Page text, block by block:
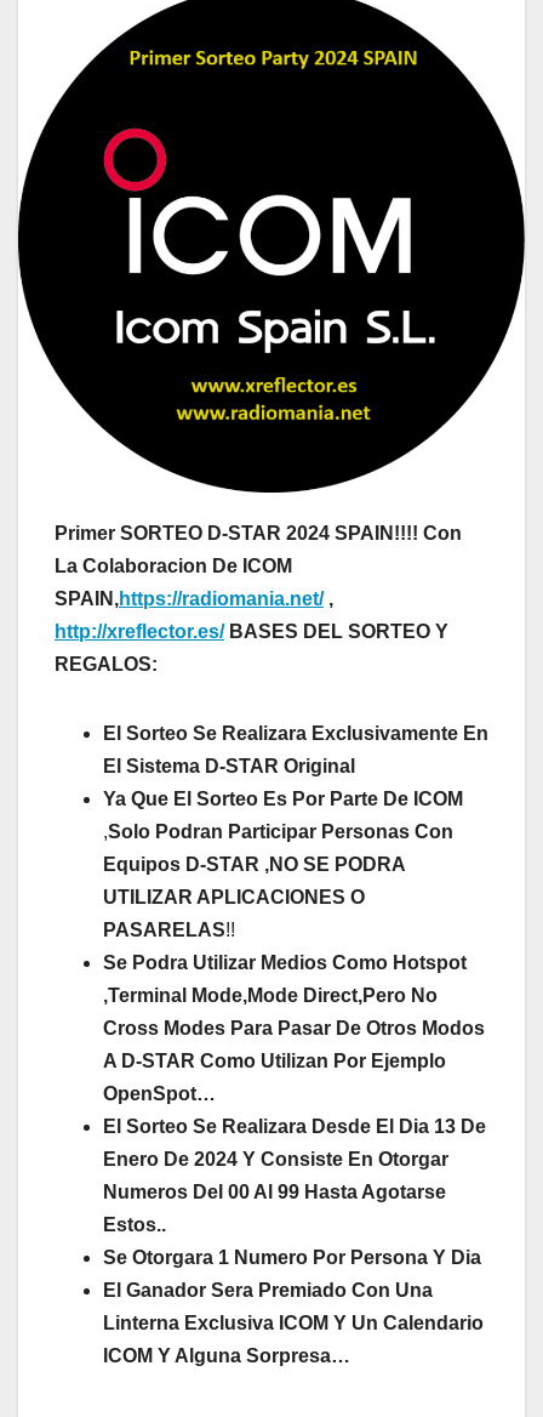
Primer SORTEO D-STAR 2024 SPAIN!!!! Con
La Colaboracion De ICOM
SPAIN,https://radiomania.net/,
http://xreflector.es/ BASES DEL SORTEO Y
REGALOS:
El Sorteo Se Realizara Exclusivamente En
El Sistema D-STAR Original
Ya Que El Sorteo Es Por Parte De ICOM
,Solo Podran Participar Personas Con
Equipos D-STAR ,NO SE PODRA
UTILIZAR APLICACIONES O
PASARELAS!!
Se Podra Utilizar Medios Como Hotspot
,Terminal Mode,Mode Direct,Pero No
Cross Modes Para Pasar De Otros Modos
A D-STAR Como Utilizan Por Ejemplo
OpenSpot…
El Sorteo Se Realizara Desde El Dia 13 De
Enero De 2024 Y Consiste En Otorgar
Numeros Del 00 Al 99 Hasta Agotarse
Estos..
Se Otorgara 1 Numero Por Persona Y Dia
El Ganador Sera Premiado Con Una
Linterna Exclusiva ICOM Y Un Calendario
ICOM Y Alguna Sorpresa…